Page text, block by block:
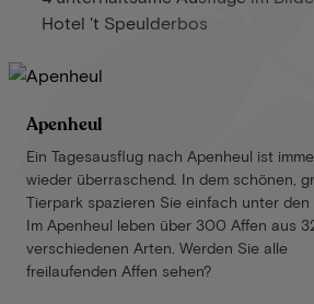
Hotel 't Speulderbos
Apenheul
Ein Tagesausflug nach Apenheul ist
wieder überraschend. In dem schönen,
Tierpark spazieren Sie einfach unter den
Im Apenheul leben über 300 Affen aus
verschiedenen Arten. Werden Sie alle
freilaufenden Affen sehen?